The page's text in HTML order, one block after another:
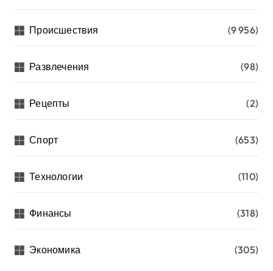
Происшествия (9 956)
Развлечения (98)
Рецепты (2)
Спорт (653)
Технологии (110)
Финансы (318)
Экономика (305)